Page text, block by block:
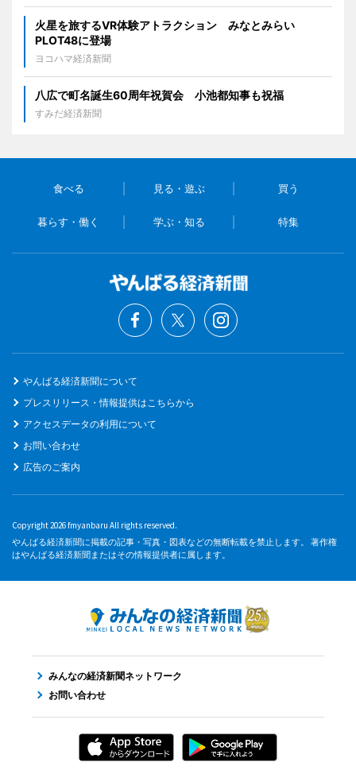
火星を旅するVR体験アトラクション みなとみらい
PLOT48に登場
ヨコハマ経済新聞
八広で町名誕生60周年祝賀会 小池都知事も祝福
すみだ経済新聞
食べる 見る・遊ぶ 買う
暮らす・働く 学ぶ・知る 特集
やんばる経済新聞について
プレスリリース・情報提供はこちらから
アクセスデータの利用について
お問い合わせ
広告のご案内
Copyright 2026 fmyanbaru All rights reserved.
やんばる経済新聞に掲載の記事・写真・図表などの無断転載を禁止します。 著作権
はやんばる経済新聞またはその情報提供者に属します。
みんなの経済新聞ネットワーク
お問い合わせ